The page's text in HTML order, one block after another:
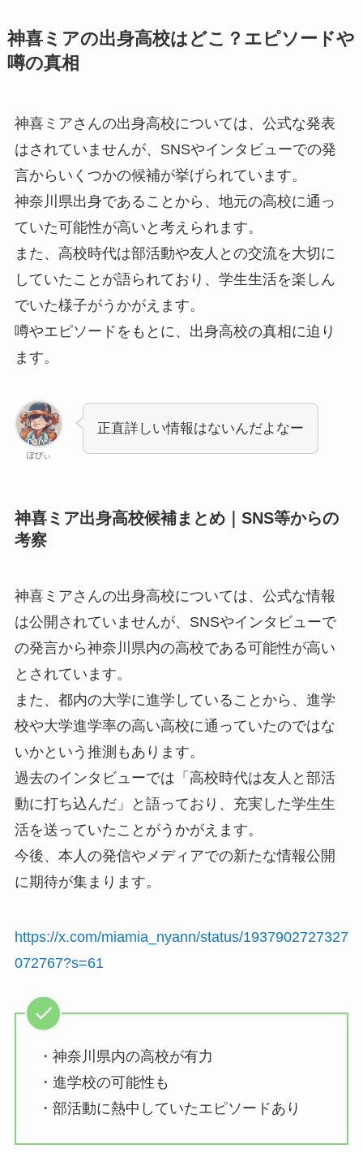
神喜ミアの出身高校はどこ？エピソードや
噂の真相
神喜ミアさんの出身高校については、公式な発表
はされていませんが、SNSやインタビューでの発
言からいくつかの候補が挙げられています。
神奈川県出身であることから、地元の高校に通っ
ていた可能性が高いと考えられます。
また、高校時代は部活動や友人との交流を大切に
していたことが語られており、学生生活を楽しん
でいた様子がうかがえます。
噂やエピソードをもとに、出身高校の真相に迫り
ます。
ぽぴぃ
正直詳しい情報はないんだよなー
神喜ミア出身高校候補まとめ｜SNS等からの
考察
神喜ミアさんの出身高校については、公式な情報
は公開されていませんが、SNSやインタビューで
の発言から神奈川県内の高校である可能性が高い
とされています。
また、都内の大学に進学していることから、進学
校や大学進学率の高い高校に通っていたのではな
いかという推測もあります。
過去のインタビューでは「高校時代は友人と部活
動に打ち込んだ」と語っており、充実した学生生
活を送っていたことがうかがえます。
今後、本人の発信やメディアでの新たな情報公開
に期待が集まります。
https://x.com/miamia_nyann/status/1937902727327
072767?s=61
・神奈川県内の高校が有力
・進学校の可能性も
・部活動に熱中していたエピソードあり